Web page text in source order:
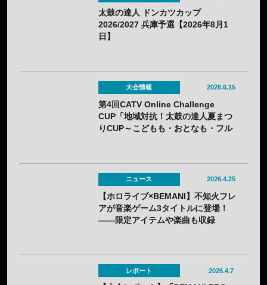
太鼓の達人 ドンカツカップ
2026/2027 兵庫予選【2026年8月1
日】
大会情報 2026.6.15
第4回CATV Online Challenge
CUP「地域対抗！太鼓の達人夏まつ
りCUP～こどもも・おとなも・フル
ニュース 2026.4.25
【ホロライブ×BEMANI】不知火フレ
アが音楽ゲーム3タイトルに登場！
——限定アイテムや楽曲も収録
レポート 2026.4.7